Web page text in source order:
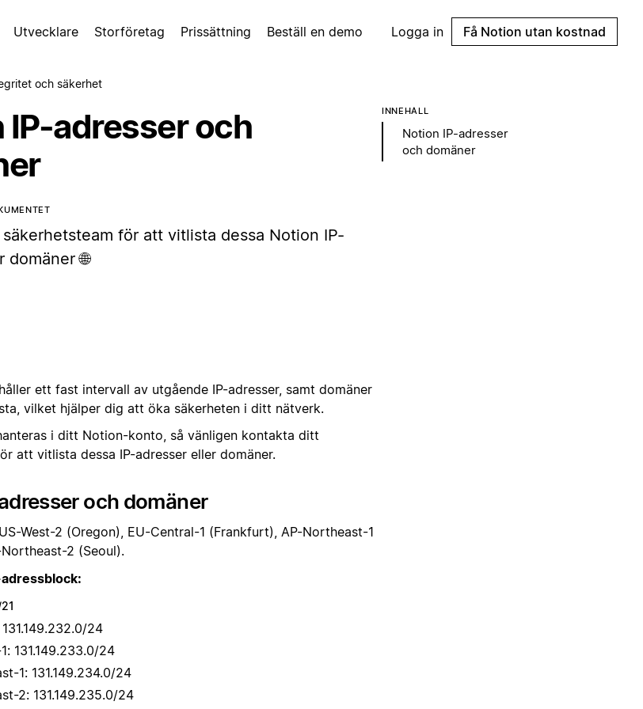
Utvecklare Storföretag Prissättning Beställ en demo Logga in Få Notion utan kostnad
och säkerhet
IP-adresser och
för att vitlista dessa Notion IP-
domäner 🌐
ett fast intervall av utgående IP-adresser, samt domäner
vilket hjälper dig att öka säkerheten i ditt nätverk.
i ditt Notion-konto, så vänligen kontakta ditt
att vitlista dessa IP-adresser eller domäner.
och domäner
West-2 (Oregon), EU-Central-1 (Frankfurt), AP-Northeast-1
2 (Seoul).
24
131.149.233.0/24
1: 131.149.234.0/24
2: 131.149.235.0/24
INNEHÅLL
Notion IP-adresser
och domäner